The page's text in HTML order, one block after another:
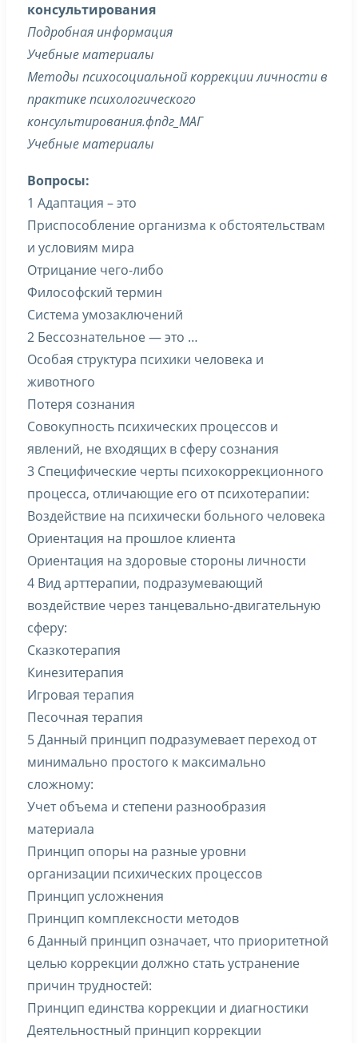
консультирования
Подробная информация
Учебные материалы
Методы психосоциальной коррекции личности в
практике психологического
консультирования.фпдг_МАГ
Учебные материалы
Вопросы:
1 Адаптация – это
Приспособление организма к обстоятельствам
и условиям мира
Отрицание чего-либо
Философский термин
Система умозаключений
2 Бессознательное — это …
Особая структура психики человека и
животного
Потеря сознания
Совокупность психических процессов и
явлений, не входящих в сферу сознания
3 Специфические черты психокоррекционного
процесса, отличающие его от психотерапии:
Воздействие на психически больного человека
Ориентация на прошлое клиента
Ориентация на здоровые стороны личности
4 Вид арттерапии, подразумевающий
воздействие через танцевально-двигательную
сферу:
Сказкотерапия
Кинезитерапия
Игровая терапия
Песочная терапия
5 Данный принцип подразумевает переход от
минимально простого к максимально
сложному:
Учет объема и степени разнообразия
материала
Принцип опоры на разные уровни
организации психических процессов
Принцип усложнения
Принцип комплексности методов
6 Данный принцип означает, что приоритетной
целью коррекции должно стать устранение
причин трудностей:
Принцип единства коррекции и диагностики
Деятельностный принцип коррекции